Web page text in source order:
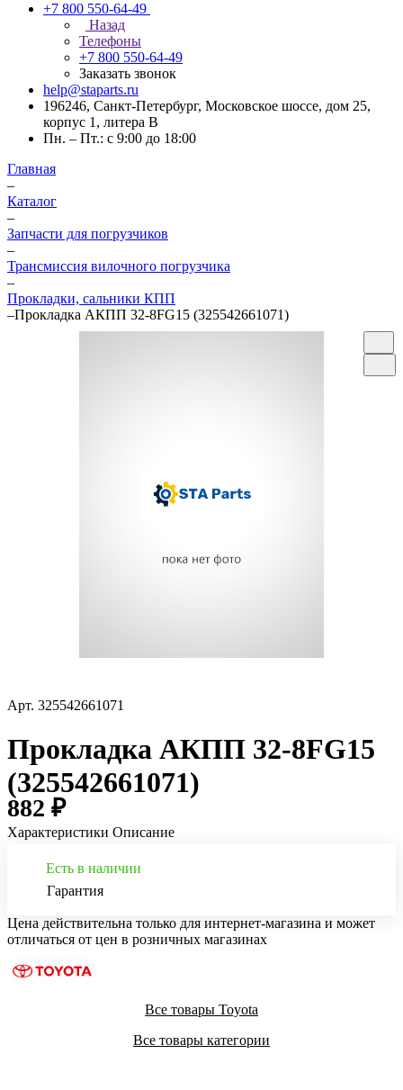
+7 800 550-64-49
Назад
Телефоны
+7 800 550-64-49
Заказать звонок
help@staparts.ru
196246, Санкт-Петербург, Московское шоссе, дом 25,
корпус 1, литера В
Пн. – Пт.: с 9:00 до 18:00
Главная
–
Каталог
–
Запчасти для погрузчиков
–
Трансмиссия вилочного погрузчика
–
Прокладки, сальники КПП
–Прокладка АКПП 32-8FG15 (325542661071)
Арт. 325542661071
Прокладка АКПП 32-8FG15
(325542661071)
882 ₽
Характеристики Описание
Есть в наличии
Гарантия
Цена действительна только для интернет-магазина и может
отличаться от цен в розничных магазинах
Все товары Toyota
Все товары категории